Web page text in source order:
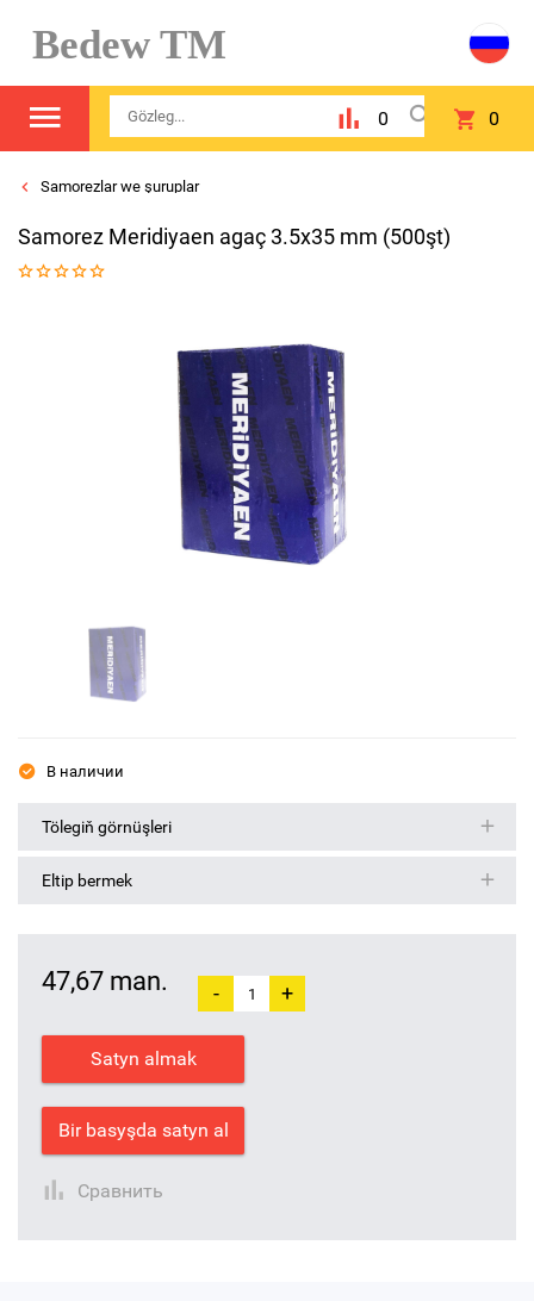
Bedew TM
0 0
Samorezlar we şuruplar
Samorez Meridiyaen agaç 3.5x35 mm (500şt)
В наличии
Tölegiň görnüşleri
Eltip bermek
47,67 man. - +
Satyn almak
Bir basyşda satyn al
Сравнить